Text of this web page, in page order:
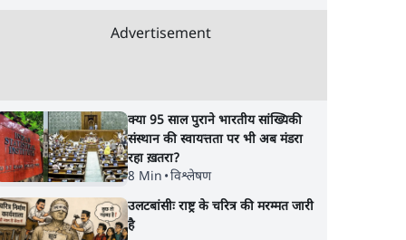
Advertisement
क्या 95 साल पुराने भारतीय सांख्यिकी
संस्थान की स्वायत्तता पर भी अब मंडरा
रहा ख़तरा?
8 Min •विश्लेषण
उलटबांसीः राष्ट्र के चरित्र की मरम्मत जारी
है